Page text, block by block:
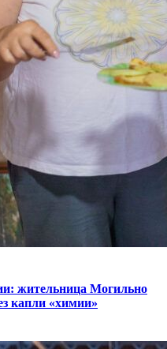
жительница Могильно
капли «химии»